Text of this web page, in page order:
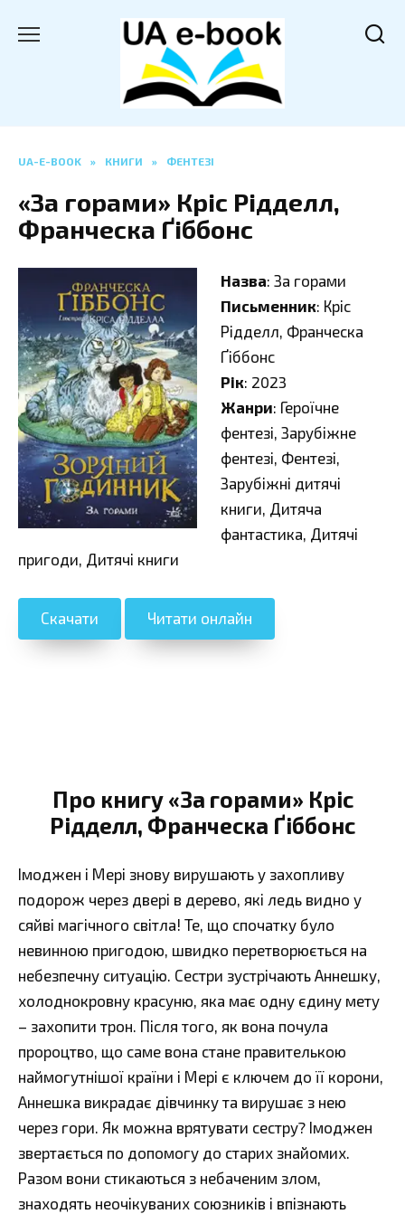
UA-E-BOOK » КНИГИ » ФЕНТЕЗІ
«За горами» Кріс Рідделл,
Франческа Ґіббонс
Назва: За горами
Письменник: Кріс
Рідделл, Франческа
Ґіббонс
Рік: 2023
Жанри: Героїчне
фентезі, Зарубіжне
фентезі, Фентезі,
Зарубіжні дитячі
книги, Дитяча
фантастика, Дитячі
пригоди, Дитячі книги
Скачати Читати онлайн
Про книгу «За горами» Кріс
Рідделл, Франческа Ґіббонс
Імоджен і Мері знову вирушають у захопливу
подорож через двері в дерево, які ледь видно у
сяйві магічного світла! Те, що спочатку було
невинною пригодою, швидко перетворюється на
небезпечну ситуацію. Сестри зустрічають Аннешку,
холоднокровну красуню, яка має одну єдину мету
– захопити трон. Після того, як вона почула
пророцтво, що саме вона стане правителькою
наймогутнішої країни і Мері є ключем до її корони,
Аннешка викрадає дівчинку та вирушає з нею
через гори. Як можна врятувати сестру? Імоджен
звертається по допомогу до старих знайомих.
Разом вони стикаються з небаченим злом,
знаходять неочікуваних союзників і впізнають